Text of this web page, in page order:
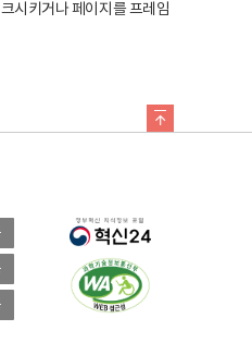
시키거나 페이지를 프레임